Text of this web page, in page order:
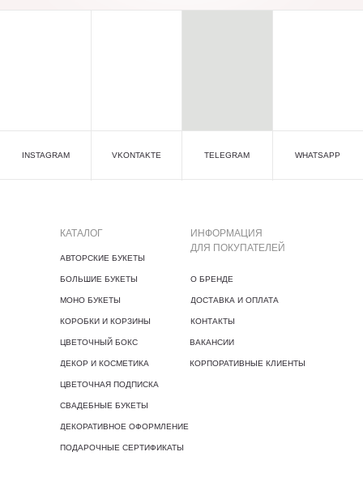
VKONTAKTE TELEGRAM WHATSAPP
INSTAGRAM
КАТАЛОГ
АВТОРСКИЕ БУКЕТЫ
БОЛЬШИЕ БУКЕТЫ
МОНО БУКЕТЫ
КОРОБКИ И КОРЗИНЫ
ЦВЕТОЧНЫЙ БОКС
ДЕКОР И КОСМЕТИКА
ЦВЕТОЧНАЯ ПОДПИСКА
СВАДЕБНЫЕ БУКЕТЫ
ДЕКОРАТИВНОЕ ОФОРМЛЕНИЕ
ИНФОРМАЦИЯ
ДЛЯ ПОКУПАТЕЛЕЙ
О БРЕНДЕ
ДОСТАВКА И ОПЛАТА
КОНТАКТЫ
ПОДАРОЧНЫЕ СЕРТИФИКАТЫ
ВАКАНСИИ
КОРПОРАТИВНЫЕ КЛИЕНТЫ